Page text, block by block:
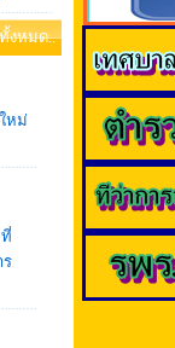
งหมด..
หม่